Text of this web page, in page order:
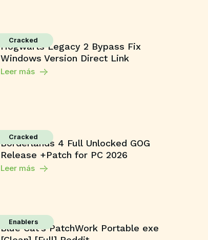
Cracked
Hogwarts Legacy 2 Bypass Fix
Windows Version Direct Link
Leer más
Cracked
Borderlands 4 Full Unlocked GOG
Release +Patch for PC 2026
Leer más
Enablers
Blue Cat’s PatchWork Portable exe